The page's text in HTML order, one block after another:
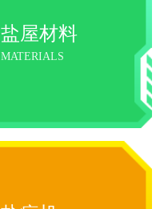
盐屋材料
MATERIALS